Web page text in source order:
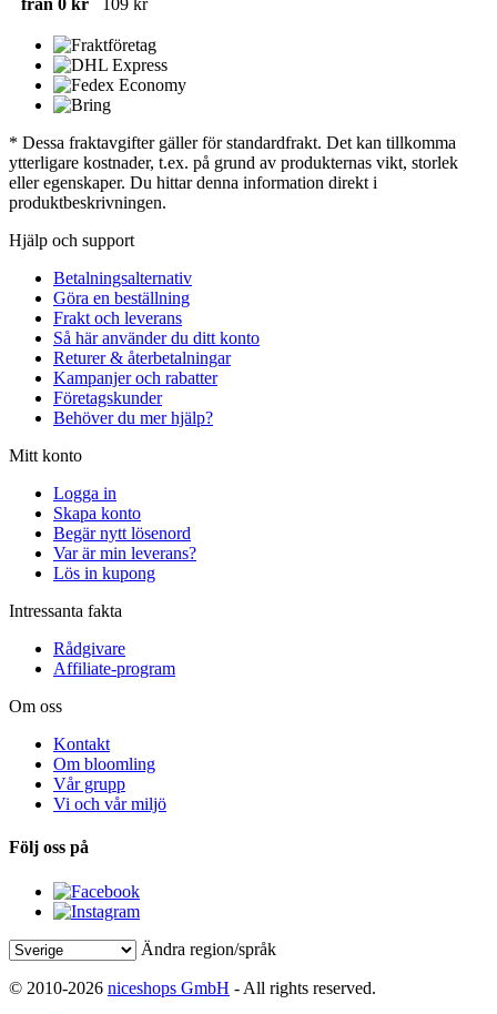
från 0 kr 109 kr
* Dessa fraktavgifter gäller för standardfrakt. Det kan tillkomma
ytterligare kostnader, t.ex. på grund av produkternas vikt, storlek
eller egenskaper. Du hittar denna information direkt i
produktbeskrivningen.
Hjälp och support
Betalningsalternativ
Göra en beställning
Frakt och leverans
Så här använder du ditt konto
Returer & återbetalningar
Kampanjer och rabatter
Företagskunder
Behöver du mer hjälp?
Mitt konto
Logga in
Skapa konto
Begär nytt lösenord
Var är min leverans?
Lös in kupong
Intressanta fakta
Rådgivare
Affiliate-program
Om oss
Kontakt
Om bloomling
Vår grupp
Vi och vår miljö
Följ oss på
Ändra region/språk
© 2010-2026 niceshops GmbH - All rights reserved.